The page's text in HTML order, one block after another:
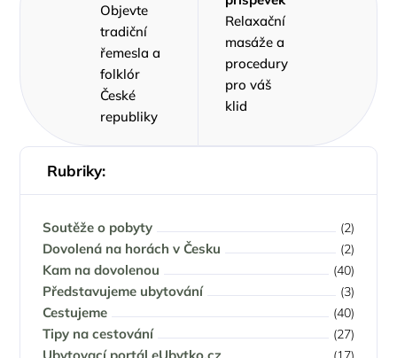
Rubriky:
Soutěže o pobyty (2)
Dovolená na horách v Česku (2)
Kam na dovolenou (40)
Představujeme ubytování (3)
Cestujeme (40)
Tipy na cestování (27)
Objevte
tradiční
řemesla a
folklór
České
republiky
Relaxační
masáže a
procedury
pro váš
klid